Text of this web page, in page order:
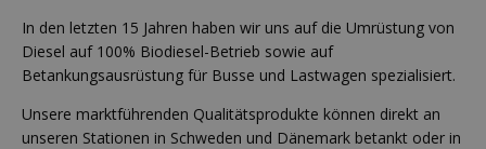
In den letzten 15 Jahren haben wir uns auf die Umrüstung von
Diesel auf 100% Biodiesel-Betrieb sowie auf
Betankungsausrüstung für Busse und Lastwagen spezialisiert.
Unsere marktführenden Qualitätsprodukte können direkt an
unseren Stationen in Schweden und Dänemark betankt oder in